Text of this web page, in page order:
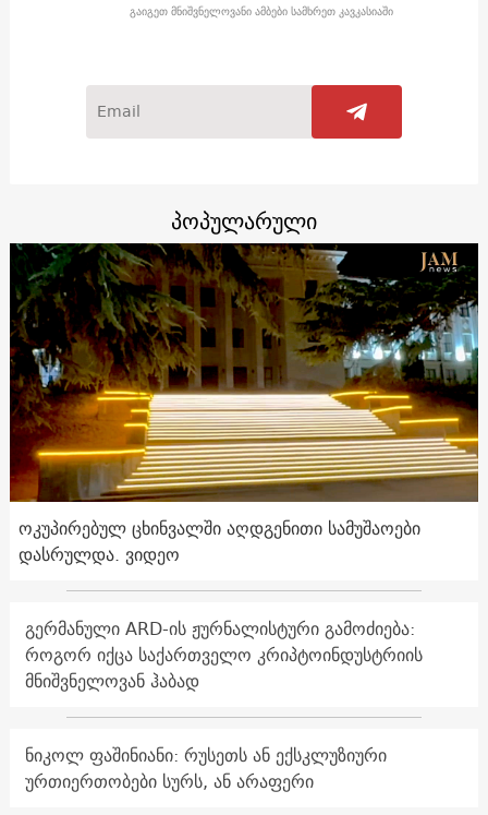
გაიგეთ მნიშვნელოვანი ამბები სამხრეთ კავკასიაში
პოპულარული
ოკუპირებულ ცხინვალში აღდგენითი სამუშაოები
დასრულდა. ვიდეო
გერმანული ARD-ის ჟურნალისტური გამოძიება:
როგორ იქცა საქართველო კრიპტოინდუსტრიის
მნიშვნელოვან ჰაბად
ნიკოლ ფაშინიანი: რუსეთს ან ექსკლუზიური
ურთიერთობები სურს, ან არაფერი